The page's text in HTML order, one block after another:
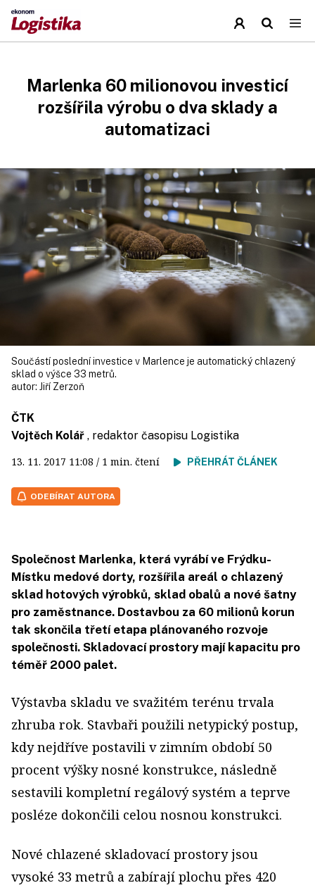
Marlenka 60 milionovou investicí
rozšířila výrobu o dva sklady a
automatizaci
Součástí poslední investice v Marlence je automatický chlazený
sklad o výšce 33 metrů.
autor: Jiří Zerzoň
ČTK
Vojtěch Kolář , redaktor časopisu Logistika
13. 11. 2017 11:08 / 1 min. čtení PŘEHRÁT ČLÁNEK
ODEBÍRAT AUTORA
Společnost Marlenka, která vyrábí ve Frýdku-
Místku medové dorty, rozšířila areál o chlazený
sklad hotových výrobků, sklad obalů a nové šatny
pro zaměstnance. Dostavbou za 60 milionů korun
tak skončila třetí etapa plánovaného rozvoje
společnosti. Skladovací prostory mají kapacitu pro
téměř 2000 palet.
Výstavba skladu ve svažitém terénu trvala
zhruba rok. Stavbaři použili netypický postup,
kdy nejdříve postavili v zimním období 50
procent výšky nosné konstrukce, následně
sestavili kompletní regálový systém a teprve
posléze dokončili celou nosnou konstrukci.
Nové chlazené skladovací prostory jsou
vysoké 33 metrů a zabírají plochu přes 420